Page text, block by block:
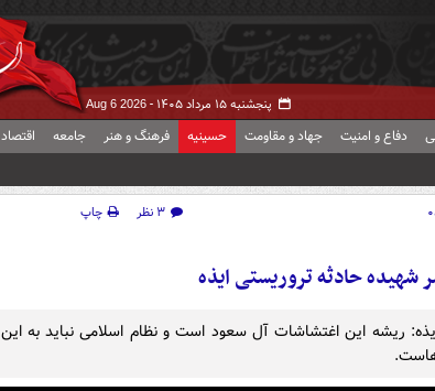
پنجشنبه ۱۵ مرداد ۱۴۰۵ - Aug 6 2026
دفاع و امنیت جهاد و مقاومت حسینیه فرهنگ و هنر جامعه اقتصاد
۳ نظر
چاپ
حادثه تروریستی ایذه
ریشه این اغتشاشات آل سعود است و نظام اسلامی نباید به این